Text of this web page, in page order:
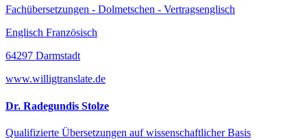
Fachübersetzungen - Dolmetschen - Vertragsenglisch
Englisch Französisch
64297 Darmstadt
www.willigtranslate.de
Dr. Radegundis Stolze
Qualifizierte Übersetzungen auf wissenschaftlicher Basis